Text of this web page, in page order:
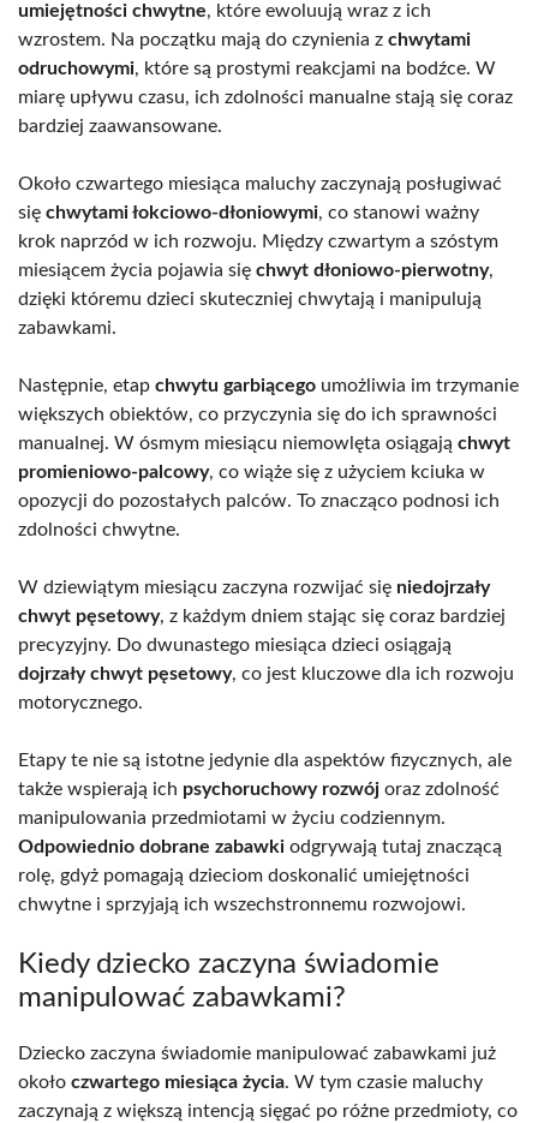
umiejętności chwytne, które ewoluują wraz z ich
wzrostem. Na początku mają do czynienia z chwytami
odruchowymi, które są prostymi reakcjami na bodźce. W
miarę upływu czasu, ich zdolności manualne stają się coraz
bardziej zaawansowane.
Około czwartego miesiąca maluchy zaczynają posługiwać
się chwytami łokciowo-dłoniowymi, co stanowi ważny
krok naprzód w ich rozwoju. Między czwartym a szóstym
miesiącem życia pojawia się chwyt dłoniowo-pierwotny,
dzięki któremu dzieci skuteczniej chwytają i manipulują
zabawkami.
Następnie, etap chwytu garbiącego umożliwia im trzymanie
większych obiektów, co przyczynia się do ich sprawności
manualnej. W ósmym miesiącu niemowlęta osiągają chwyt
promieniowo-palcowy, co wiąże się z użyciem kciuka w
opozycji do pozostałych palców. To znacząco podnosi ich
zdolności chwytne.
W dziewiątym miesiącu zaczyna rozwijać się niedojrzały
chwyt pęsetowy, z każdym dniem stając się coraz bardziej
precyzyjny. Do dwunastego miesiąca dzieci osiągają
dojrzały chwyt pęsetowy, co jest kluczowe dla ich rozwoju
motorycznego.
Etapy te nie są istotne jedynie dla aspektów fizycznych, ale
także wspierają ich psychoruchowy rozwój oraz zdolność
manipulowania przedmiotami w życiu codziennym.
Odpowiednio dobrane zabawki odgrywają tutaj znaczącą
rolę, gdyż pomagają dzieciom doskonalić umiejętności
chwytne i sprzyjają ich wszechstronnemu rozwojowi.
Kiedy dziecko zaczyna świadomie
manipulować zabawkami?
Dziecko zaczyna świadomie manipulować zabawkami już
około czwartego miesiąca życia. W tym czasie maluchy
zaczynają z większą intencją sięgać po różne przedmioty, co